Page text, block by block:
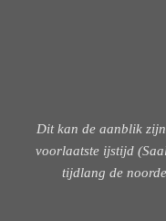
Dit kan de aanblik
voorlaatste ijstijd
tijdlang de